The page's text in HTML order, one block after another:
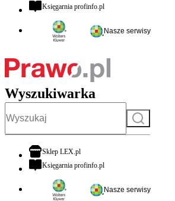
Księgarnia profinfo.plotwiera się w nowej karcie
Nasze serwisy
Wyszukiwarka
Szukaj
Sklep LEX.plotwiera się w nowej karcie
Księgarnia profinfo.plotwiera się w nowej karcie
Nasze serwisy